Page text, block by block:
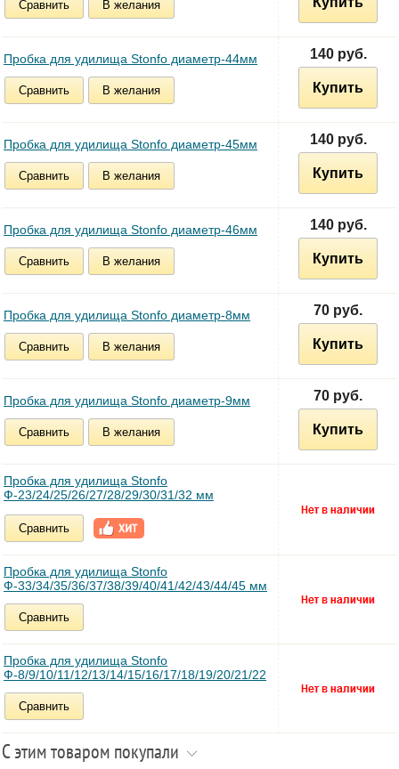
Сравнить В желания
Пробка для удилища Stonfo диаметр-44мм
Сравнить В желания
140 руб.
Купить
Пробка для удилища Stonfo диаметр-45мм
Сравнить В желания
140 руб.
Купить
Пробка для удилища Stonfo диаметр-46мм
Сравнить В желания
140 руб.
Купить
Пробка для удилища Stonfo диаметр-8мм
Сравнить В желания
70 руб.
Купить
Пробка для удилища Stonfo диаметр-9мм
Сравнить В желания
70 руб.
Купить
Пробка для удилища Stonfo
Ф-23/24/25/26/27/28/29/30/31/32 мм
Сравнить
Пробка для удилища Stonfo
Ф-33/34/35/36/37/38/39/40/41/42/43/44/45 мм
Сравнить
Пробка для удилища Stonfo
Ф-8/9/10/11/12/13/14/15/16/17/18/19/20/21/22
Сравнить
С этим товаром покупали